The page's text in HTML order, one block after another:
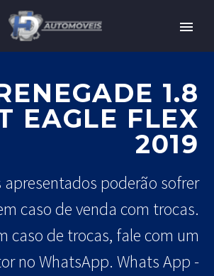
1.8
EAGLE FLEX
2019
apresentados poderão sofrer
caso de venda com trocas.
caso de trocas, fale com um
no WhatsApp. Whats App -